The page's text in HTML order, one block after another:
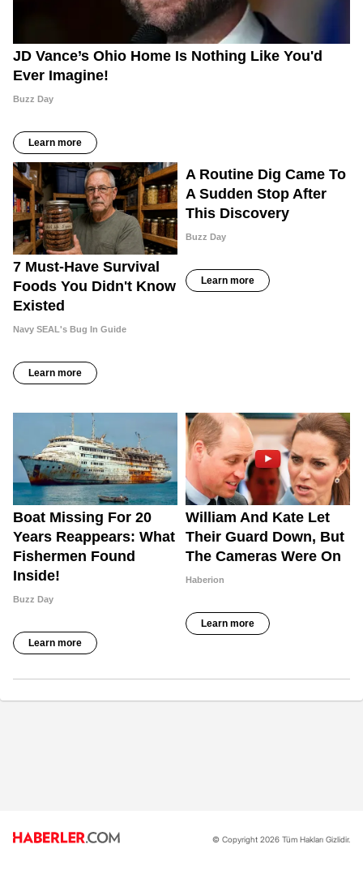
© Copyright 2026 Tüm Hakları Gizlidir.